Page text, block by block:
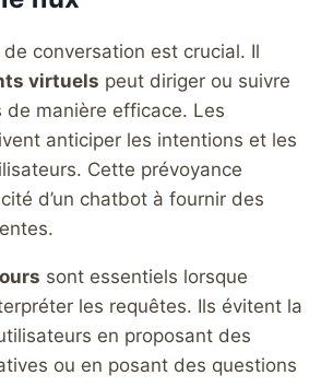
conversation est crucial. Il
virtuels peut diriger ou suivre
de manière efficace. Les
anticiper les intentions et les
Cette prévoyance
d’un chatbot à fournir des
sont essentiels lorsque
les requêtes. Ils évitent la
en proposant des
ou en posant des questions